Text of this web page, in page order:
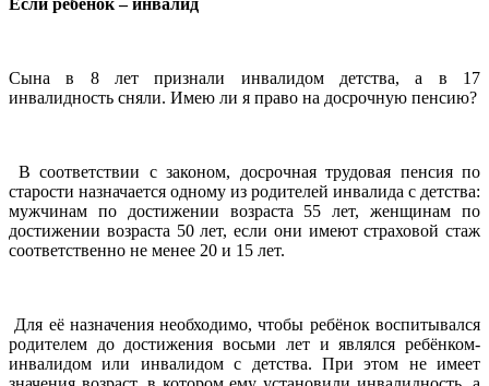
Сына в 8 лет признали инвалидом детства, а в 17
инвалидность сняли. Имею ли я право на досрочную пенсию?
В соответствии с законом, досрочная трудовая пенсия по
старости назначается одному из родителей инвалида с детства:
мужчинам по достижении возраста 55 лет, женщинам по
достижении возраста 50 лет, если они имеют страховой стаж
соответственно не менее 20 и 15 лет.
Для её назначения необходимо, чтобы ребёнок воспитывался
родителем до достижения восьми лет и являлся ребёнком-
инвалидом или инвалидом с детства. При этом не имеет